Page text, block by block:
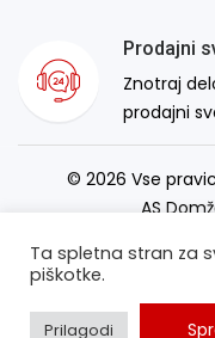
Prodajni
Znotraj
prodajni
© 2026 Vse
AS
Ta spletna stran za
piškotke.
Prilagodi